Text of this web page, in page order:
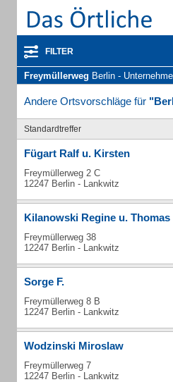
FILTER
Freymüllerweg Berlin - Unternehmen und Personen
Andere Ortsvorschläge für
Standardtreffer
Fügart Ralf u. Kirsten
Freymüllerweg 2 C
12247 Berlin - Lankwitz
Kilanowski Regine u. Thomas
Freymüllerweg 38
12247 Berlin - Lankwitz
Sorge F.
Freymüllerweg 8 B
12247 Berlin - Lankwitz
Wodzinski Miroslaw
Freymüllerweg 7
12247 Berlin - Lankwitz